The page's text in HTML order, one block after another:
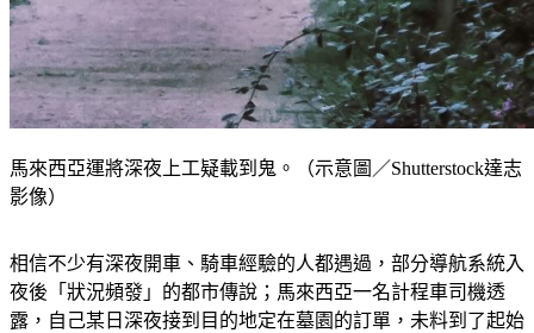
馬來西亞運將深夜上工疑載到鬼。（示意圖／Shutterstock達志
相信不少有深夜開車、騎車經驗的人都遇過，部分導航系統入
夜後「狀況頻發」的都市傳說；馬來西亞一名計程車司機透